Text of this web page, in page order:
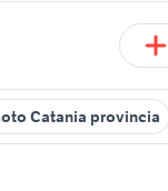
Catania provincia